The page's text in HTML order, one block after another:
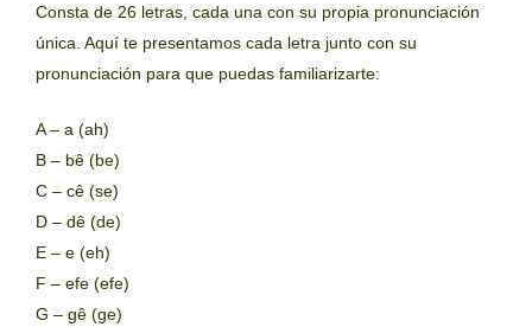
Consta de 26 letras, cada una con su propia pronunciación
única. Aquí te presentamos cada letra junto con su
pronunciación para que puedas familiarizarte:
A – a (ah)
B – bê (be)
C – cê (se)
D – dê (de)
E – e (eh)
F – efe (efe)
G – gê (ge)